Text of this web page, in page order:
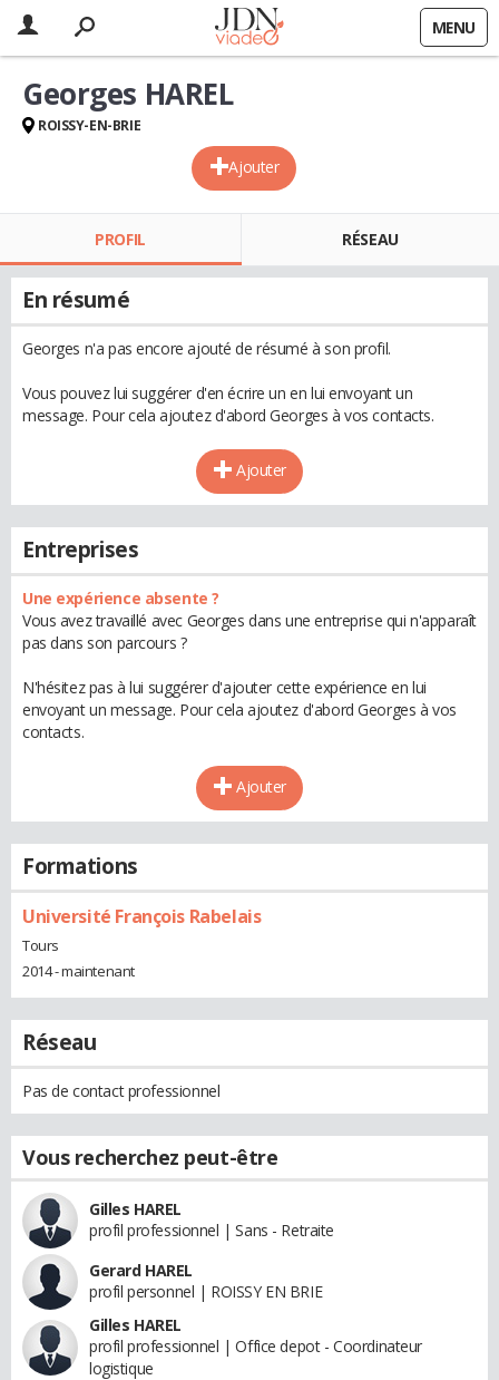
MENU
Ajouter
Georges HAREL
ROISSY-EN-BRIE
PROFIL RÉSEAU
En résumé
Georges n'a pas encore ajouté de résumé à son profil.
Vous pouvez lui suggérer d'en écrire un en lui envoyant un
message. Pour cela ajoutez d'abord Georges à vos contacts.
Ajouter
Entreprises
Une expérience absente ?
Vous avez travaillé avec Georges dans une entreprise qui n'apparaît
pas dans son parcours ?
N'hésitez pas à lui suggérer d'ajouter cette expérience en lui
envoyant un message. Pour cela ajoutez d'abord Georges à vos
contacts.
Ajouter
Formations
Université François Rabelais
Tours
2014 - maintenant
Réseau
Pas de contact professionnel
Vous recherchez peut-être
Gilles HAREL
profil professionnel | Sans - Retraite
Gerard HAREL
profil personnel | ROISSY EN BRIE
Gilles HAREL
profil professionnel | Office depot - Coordinateur
logistique